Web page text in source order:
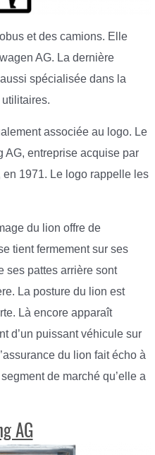
et des camions. Elle
AG. La dernière
spécialisée dans la
associée au logo. Le
AG, entreprise acquise par
1971. Le logo rappelle les
du lion offre de
tient fermement sur ses
ses pattes arrière sont
La posture du lion est
Là encore apparaît
d’un puissant véhicule sur
du lion fait écho à
de marché qu’elle a
AG